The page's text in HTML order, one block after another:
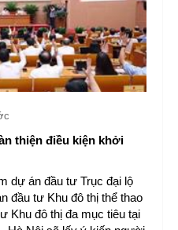
thiện điều kiện khởi
dự án đầu tư Trục đại lộ
đầu tư Khu đô thị thể thao
Khu đô thị đa mục tiêu tại